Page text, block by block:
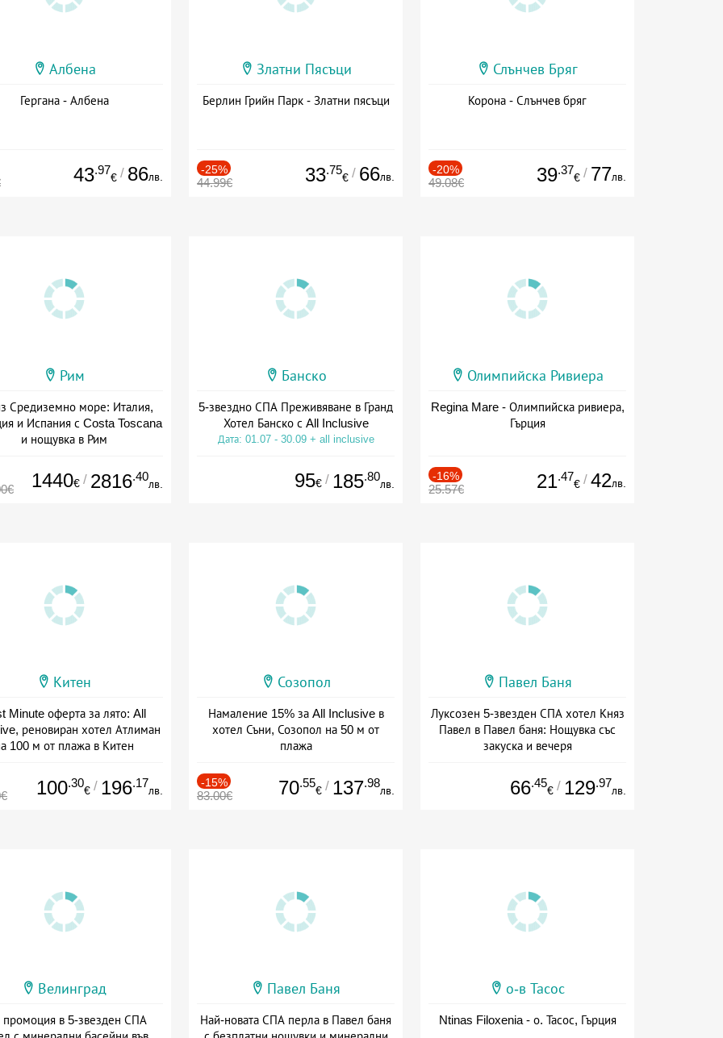
Албена
Гергана - Албена
43.97
€ / 86лв.
Златни Пясъци
Берлин Грийн Парк - Златни пясъци
-25%
44.99€ 33.75
€ / 66лв.
Слънчев Бряг
Корона - Слънчев бряг
-20%
49.08€ 39.37
€ / 77лв.
Рим
Средиземно море: Италия,
и Испания с Costa Toscana
и нощувка в Рим
1440€ / 2816.40
лв.
Банско
5-звездно СПА Преживяване в Гранд
Хотел Банско с All Inclusive
Дата: 01.07 - 30.09 + all inclusive
95€ / 185.80
лв.
Олимпийска Ривиера
Regina Mare - Олимпийска ривиера,
Гърция
-16%
25.57€ 21.47
€ / 42лв.
Китен
Minute оферта за лято: All
реновиран хотел Атлиман
100 м от плажа в Китен
100.30
€ / 196.17
лв.
Созопол
Намаление 15% за All Inclusive в
хотел Съни, Созопол на 50 м от
плажа
-15%
83.00€ 70.55
€ / 137.98
лв.
Павел Баня
Луксозен 5-звезден СПА хотел Княз
Павел в Павел баня: Нощувка със
закуска и вечеря
66.45
€ / 129.97
лв.
Велинград
промоция в 5-звезден СПА
Павел Баня
Най-новата СПА перла в Павел баня
о-в Тасос
Ntinas Filoxenia - о. Тасос, Гърция